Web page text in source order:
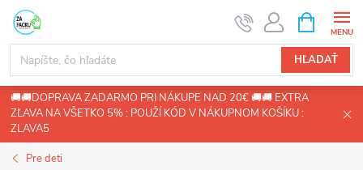
Prejsť
obsah
HĽADAŤ
KOŠÍK
🚚🚚DOPRAVA ZADARMO PRI NÁKUPE NAD 20€ 🚚🚚 EXTRA
ZĽAVA NA VŠETKO 5% : POUŽÍ KÓD V NÁKUPNOM KOŠÍKU :
ZLAVA5
Pre deti